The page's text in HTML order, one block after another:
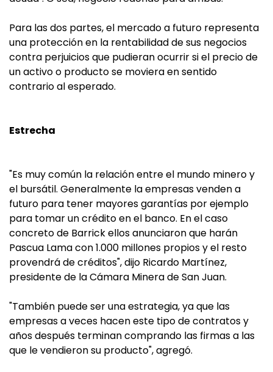
Para las dos partes, el mercado a futuro representa
una protección en la rentabilidad de sus negocios
contra perjuicios que pudieran ocurrir si el precio de
un activo o producto se moviera en sentido
contrario al esperado.
Estrecha
"Es muy común la relación entre el mundo minero y
el bursátil. Generalmente la empresas venden a
futuro para tener mayores garantías por ejemplo
para tomar un crédito en el banco. En el caso
concreto de Barrick ellos anunciaron que harán
Pascua Lama con 1.000 millones propios y el resto
provendrá de créditos", dijo Ricardo Martínez,
presidente de la Cámara Minera de San Juan.
"También puede ser una estrategia, ya que las
empresas a veces hacen este tipo de contratos y
años después terminan comprando las firmas a las
que le vendieron su producto", agregó.